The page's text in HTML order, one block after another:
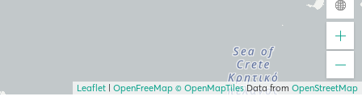
Leaflet OpenFreeMap © OpenMapTilesData from OpenStreetMap